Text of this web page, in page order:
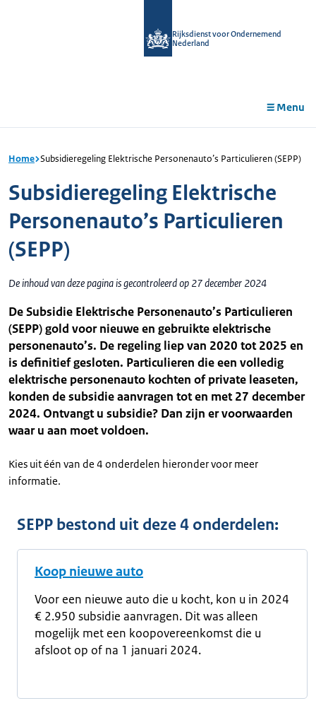
Rijksdienst voor Ondernemend
Nederland
Menu
Home Subsidieregeling Elektrische Personenauto’s Particulieren (SEPP)
Subsidieregeling Elektrische
Personenauto’s Particulieren
(SEPP)
De inhoud van deze pagina is gecontroleerd op 27 december 2024
De Subsidie Elektrische Personenauto’s Particulieren
(SEPP) gold voor nieuwe en gebruikte elektrische
personenauto’s. De regeling liep van 2020 tot 2025 en
is definitief gesloten. Particulieren die een volledig
elektrische personenauto kochten of private leaseten,
konden de subsidie aanvragen tot en met 27 december
2024. Ontvangt u subsidie? Dan zijn er voorwaarden
waar u aan moet voldoen.
Kies uit één van de 4 onderdelen hieronder voor meer
informatie.
SEPP bestond uit deze 4 onderdelen:
Koop nieuwe auto
Voor een nieuwe auto die u kocht, kon u in 2024
€ 2.950 subsidie aanvragen. Dit was alleen
mogelijk met een koopovereenkomst die u
afsloot op of na 1 januari 2024.